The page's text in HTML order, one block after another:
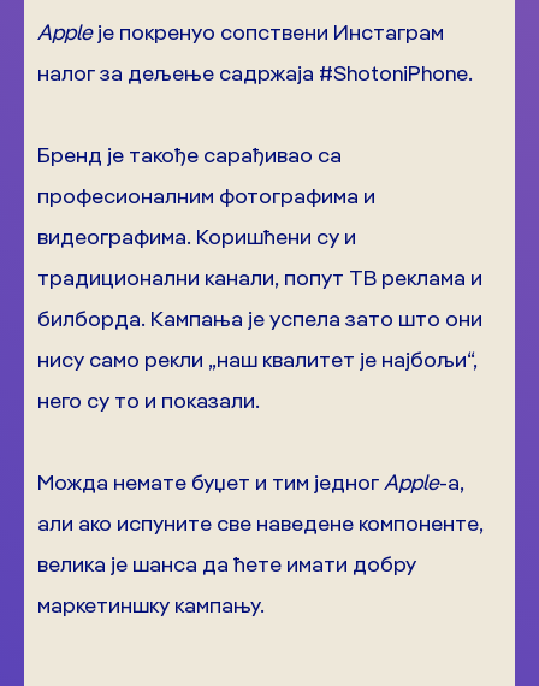
Appleје покренуо сопствени Инстаграм
налог за дељење садржаја #ShotoniPhone.
Бренд је такође сарађивао са
професионалним фотографима и
видеографима. Коришћени су и
традиционални канали, попут ТВ реклама и
билборда. Кампања је успела зато што они
нису само рекли „наш квалитет је најбољи“,
него су то и показали.
Можда немате буџет и тим једногApple-а,
али ако испуните све наведене компоненте,
велика је шанса да ћете имати добру
маркетиншку кампању.